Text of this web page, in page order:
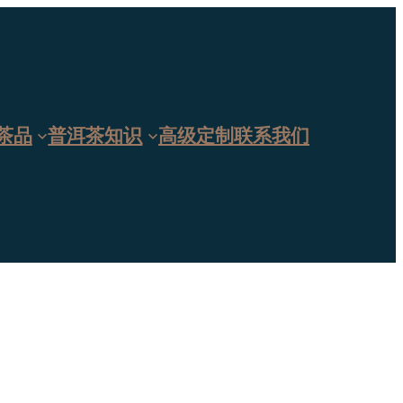
品 普洱茶知识 高级定制 联系我们